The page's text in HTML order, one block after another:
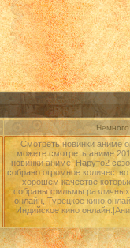
Смотреть новинки аниме
можете смотреть аниме
новинки аниме: Наруто2
собрано огромное
хорошем качестве
собраны фильмы различных
онлайн, Турецкое кино
Индийское кино